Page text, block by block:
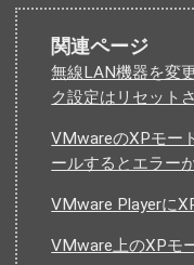
関連ページ
無線LAN機器を変
ク設定はリセット
VMwareのXPモー
ールするとエラー
VMware Playerに
VMware上のXPモ